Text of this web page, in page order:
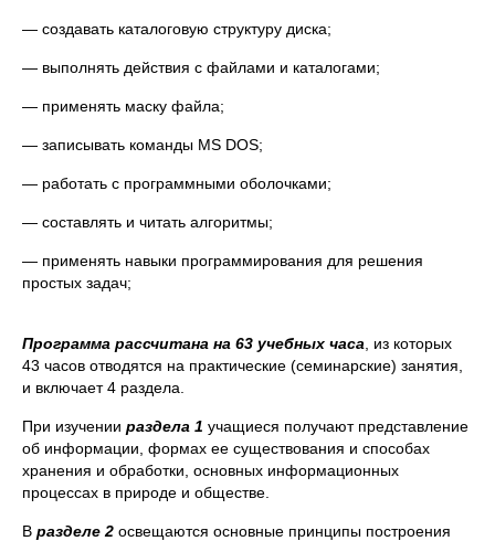
— создавать каталоговую структуру диска;
— выполнять действия с файлами и каталогами;
— применять маску файла;
— записывать команды MS DOS;
— работать с программными оболочками;
— составлять и читать алгоритмы;
— применять навыки программирования для решения
простых задач;
Программа рассчитана на 63 учебных часа , из которых
43 часов отводятся на практические (семинарские) занятия,
и включает 4 раздела.
При изучении раздела 1 учащиеся получают представление
об информации, формах ее существования и способах
хранения и обработки, основных информационных
процессах в природе и обществе.
В разделе 2 освещаются основные принципы построения